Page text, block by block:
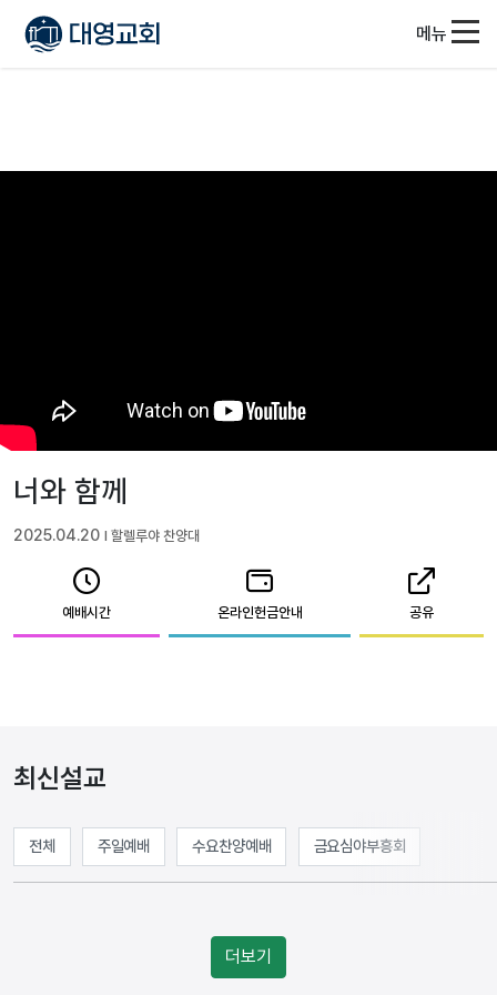
메뉴
너와 함께
2025.04.20 l 할렐루야 찬양대
예배시간 온라인헌금안내 공유
최신설교
전체 주일예배 수요찬양예배 금요심야부흥회
더보기